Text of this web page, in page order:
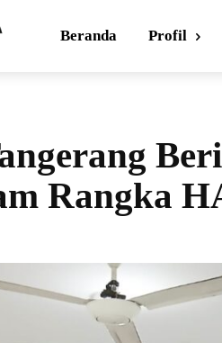
Beranda Profil
Rangka